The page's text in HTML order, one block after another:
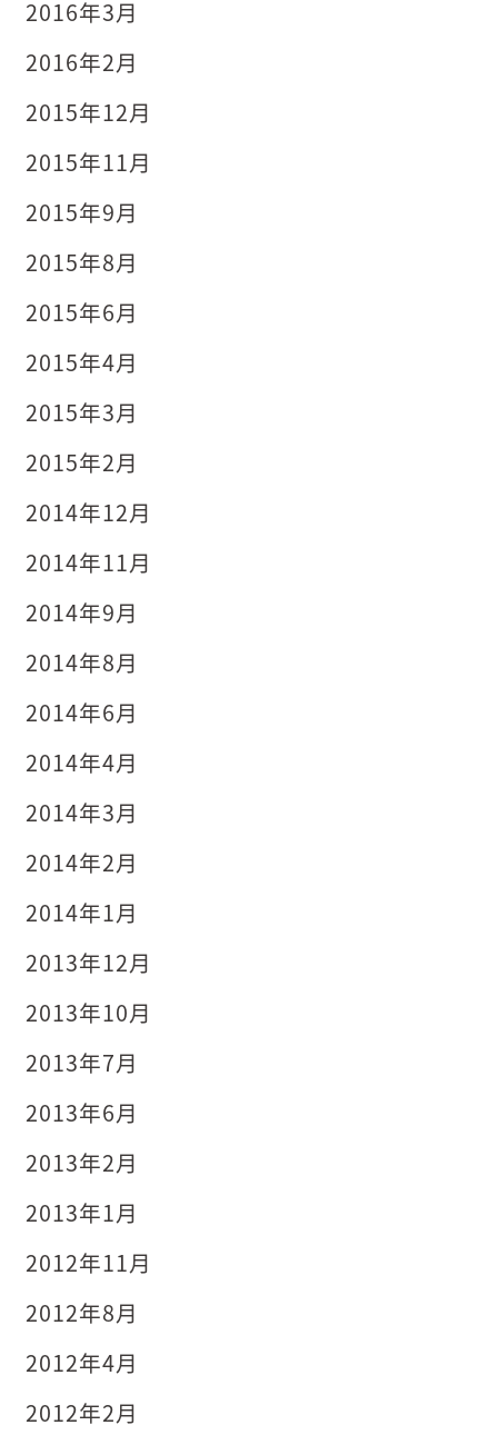
2016年3月
2016年2月
2015年12月
2015年11月
2015年9月
2015年8月
2015年6月
2015年4月
2015年3月
2015年2月
2014年12月
2014年11月
2014年9月
2014年8月
2014年6月
2014年4月
2014年3月
2014年2月
2014年1月
2013年12月
2013年10月
2013年7月
2013年6月
2013年2月
2013年1月
2012年11月
2012年8月
2012年4月
2012年2月